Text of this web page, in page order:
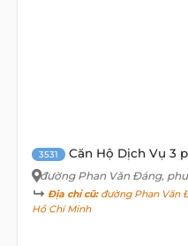
3531 Căn Hộ Dịch Vụ 3
đường Phan Văn Đáng,
Địa chỉ cũ:đường Phan Văn
Hồ Chí Minh